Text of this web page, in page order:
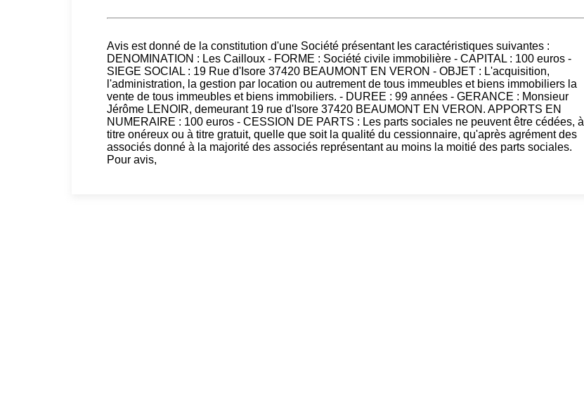
Avis est donné de la constitution d'une Société présentant les caractéristiques suivantes :
DENOMINATION : Les Cailloux - FORME : Société civile immobilière - CAPITAL : 100 euros -
SIEGE SOCIAL : 19 Rue d'Isore 37420 BEAUMONT EN VERON - OBJET : L'acquisition,
l'administration, la gestion par location ou autrement de tous immeubles et biens immobiliers la
vente de tous immeubles et biens immobiliers. - DUREE : 99 années - GERANCE : Monsieur
Jérôme LENOIR, demeurant 19 rue d'Isore 37420 BEAUMONT EN VERON. APPORTS EN
NUMERAIRE : 100 euros - CESSION DE PARTS : Les parts sociales ne peuvent être cédées, à
titre onéreux ou à titre gratuit, quelle que soit la qualité du cessionnaire, qu'après agrément des
associés donné à la majorité des associés représentant au moins la moitié des parts sociales.
Pour avis,